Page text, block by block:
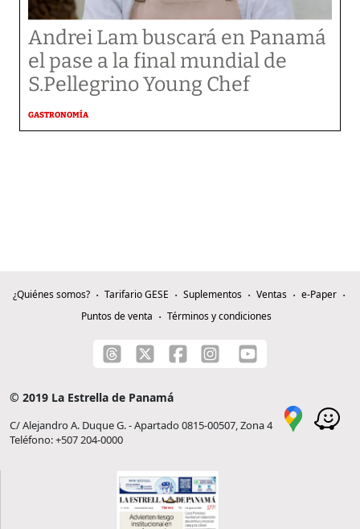
Andrei Lam buscará en Panamá
el pase a la final mundial de
S.Pellegrino Young Chef
GASTRONOMÍA
¿Quiénes somos? Tarifario GESE Suplementos Ventas
e-Paper
Puntos de venta
Términos y condiciones
© 2019 La Estrella de Panamá
C/ Alejandro A. Duque G. - Apartado 0815-00507, Zona 4
Teléfono: +507 204-0000